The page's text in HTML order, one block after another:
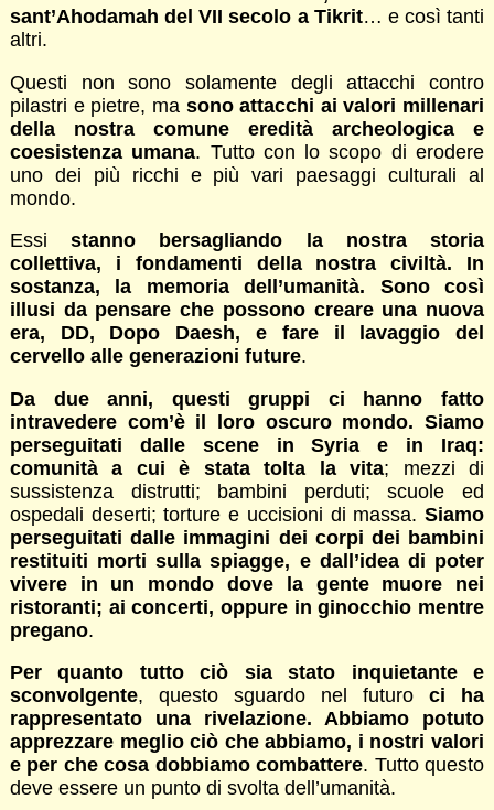
sant’Ahodamah del VII secolo a Tikrit… e così tanti
altri.
Questi non sono solamente degli attacchi contro
pilastri e pietre, ma sono attacchi ai valori millenari
della nostra comune eredità archeologica e
coesistenza umana. Tutto con lo scopo di erodere
uno dei più ricchi e più vari paesaggi culturali al
mondo.
Essistanno bersagliando la nostra storia
collettiva, i fondamenti della nostra civiltà. In
sostanza, la memoria dell’umanità. Sono così
illusi da pensare che possono creare una nuova
era, DD, Dopo Daesh, e fare il lavaggio del
cervello alle generazioni future.
Da due anni, questi gruppi ci hanno fatto
intravedere com’è il loro oscuro mondo. Siamo
perseguitati dalle scene in Syria e in Iraq:
comunità a cui è stata tolta la vita; mezzi di
sussistenza distrutti; bambini perduti; scuole ed
ospedali deserti; torture e uccisioni di massa.Siamo
perseguitati dalle immagini dei corpi dei bambini
restituiti morti sulla spiagge, e dall’idea di poter
vivere in un mondo dove la gente muore nei
ristoranti; ai concerti, oppure in ginocchio mentre
pregano.
Per quanto tutto ciò sia stato inquietante e
sconvolgente, questo sguardo nel futuroci ha
rappresentato una rivelazione. Abbiamo potuto
apprezzare meglio ciò che abbiamo, i nostri valori
e per che cosa dobbiamo combattere. Tutto questo
deve essere un punto di svolta dell’umanità.